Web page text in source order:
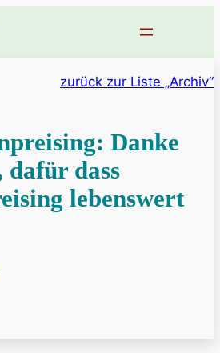
zurück zur Liste „Archiv“
Danke
dafür dass
lebenswert